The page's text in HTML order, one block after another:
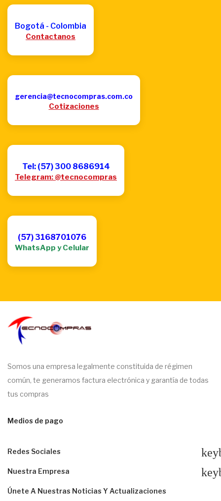
Bogotá - Colombia
Contactanos
gerencia@tecnocompras.com.co
Cotizaciones
Tel: (57) 300 8686914
Telegram: @tecnocompras
(57) 3168701076
WhatsApp y Celular
Somos una empresa legalmente constituida de régimen
común, te generamos factura electrónica y garantía de todas
tus compras
Medios de pago
Redes Sociales
Nuestra Empresa
Únete A Nuestras Noticias Y Actualizaciones